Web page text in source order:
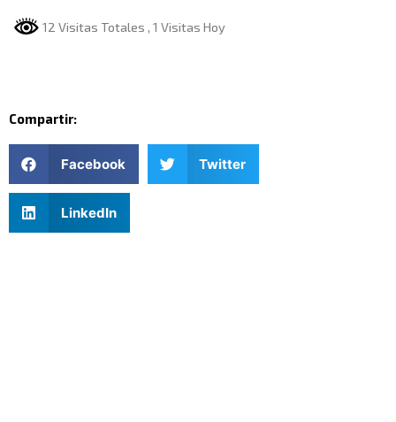
12 Visitas Totales , 1 Visitas Hoy
Compartir:
Facebook Twitter
LinkedIn